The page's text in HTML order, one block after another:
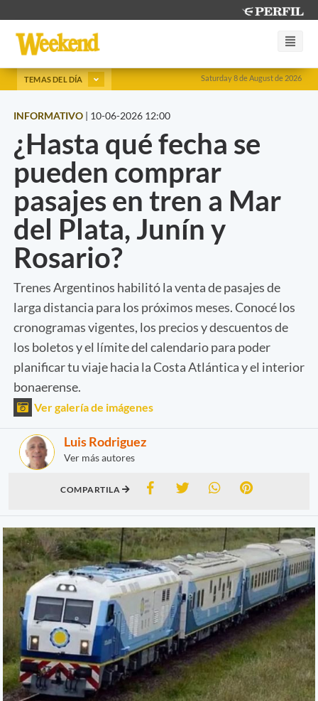
Saturday 8 de August de 2026
TEMAS DEL DÍA
INFORMATIVO | 10-06-2026 12:00
¿Hasta qué fecha se
pueden comprar
pasajes en tren a Mar
del Plata, Junín y
Rosario?
Trenes Argentinos habilitó la venta de pasajes de
larga distancia para los próximos meses. Conocé los
cronogramas vigentes, los precios y descuentos de
los boletos y el límite del calendario para poder
planificar tu viaje hacia la Costa Atlántica y el interior
bonaerense.
Ver galería de imágenes
Luis Rodriguez
Ver más autores
COMPARTILA